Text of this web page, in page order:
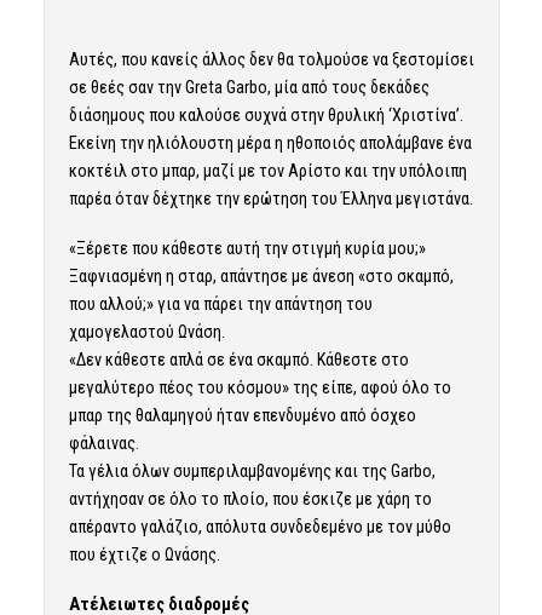
Αυτές, που κανείς άλλος δεν θα τολμούσε να ξεστομίσει
σε θεές σαν την Greta Garbo, μία από τους δεκάδες
διάσημους που καλούσε συχνά στην θρυλική ‘Χριστίνα’.
Εκείνη την ηλιόλουστη μέρα η ηθοποιός απολάμβανε ένα
κοκτέιλ στο μπαρ, μαζί με τον Αρίστο και την υπόλοιπη
παρέα όταν δέχτηκε την ερώτηση του Έλληνα μεγιστάνα.
«Ξέρετε που κάθεστε αυτή την στιγμή κυρία μου;»
Ξαφνιασμένη η σταρ, απάντησε με άνεση «στο σκαμπό,
που αλλού;» για να πάρει την απάντηση του
χαμογελαστού Ωνάση.
«Δεν κάθεστε απλά σε ένα σκαμπό. Κάθεστε στο
μεγαλύτερο πέος του κόσμου» της είπε, αφού όλο το
μπαρ της θαλαμηγού ήταν επενδυμένο από όσχεο
φάλαινας.
Τα γέλια όλων συμπεριλαμβανομένης και της Garbo,
αντήχησαν σε όλο το πλοίο, που έσκιζε με χάρη το
απέραντο γαλάζιο, απόλυτα συνδεδεμένο με τον μύθο
που έχτιζε ο Ωνάσης.
Ατέλειωτες διαδρομές